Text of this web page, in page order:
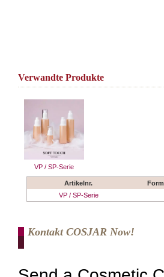
Verwandte Produkte
VP / SP-Serie
Artikelnr. Form
VP / SP-Serie
Kontakt COSJAR Now!